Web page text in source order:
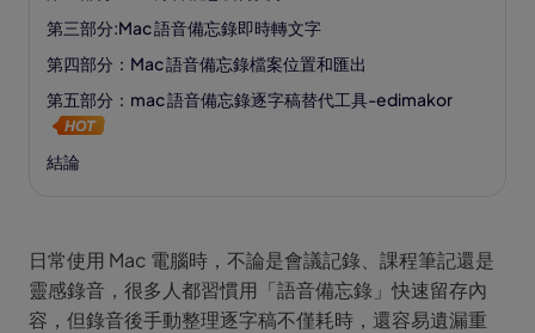
第三部分:Mac 語音備忘錄即時轉文字
第四部分：Mac 語音備忘錄檔案位置和匯出
第五部分：mac 語音備忘錄逐字稿替代工具-edimakor
結論
日常使用 Mac 電腦時，不論是會議記錄、課程筆記還是
靈感錄音，很多人都習慣用「語音備忘錄」快速留存內
容，但錄音後手動整理逐字稿不僅耗時，還容易遺漏重